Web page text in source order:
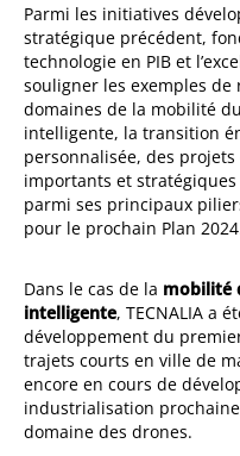
Parmi les initiatives
stratégique précédent,
technologie en PIB et
souligner les exemples
domaines de la mobilité
intelligente, la transition
personnalisée, des
importants et
parmi ses principaux
pour le prochain Plan
Dans le cas de la mobilité
intelligente, TECNALIA a
développement du
trajets courts en ville de
encore en cours de
industrialisation
domaine des drones.